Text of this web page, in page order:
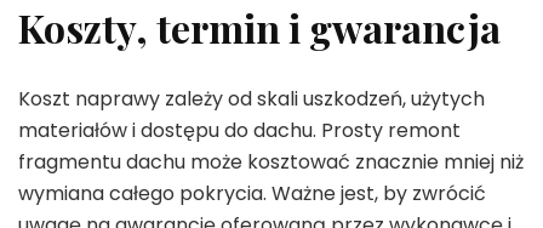
Koszty, termin i gwarancja
Koszt naprawy zależy od skali uszkodzeń, użytych
materiałów i dostępu do dachu. Prosty remont
fragmentu dachu może kosztować znacznie mniej niż
wymiana całego pokrycia. Ważne jest, by zwrócić